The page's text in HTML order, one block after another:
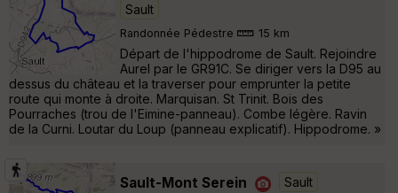
Sault
Randonnée Pédestre 15 km
Départ de l'hippodrome de Sault. Rejoindre
Aurel par le GR91C. Se diriger vers la D95 au
dessus du château et la traverser pour emprunter la petite
route qui monte à droite. Marquisan. St Trinit. Bois des
Pourraches (trou de l'Eimine-panneau). Combe légère. Ravin
de la Curni. Loutar du Loup (panneau explicatif). Hippodrome. »
Sault-Mont Serein Sault